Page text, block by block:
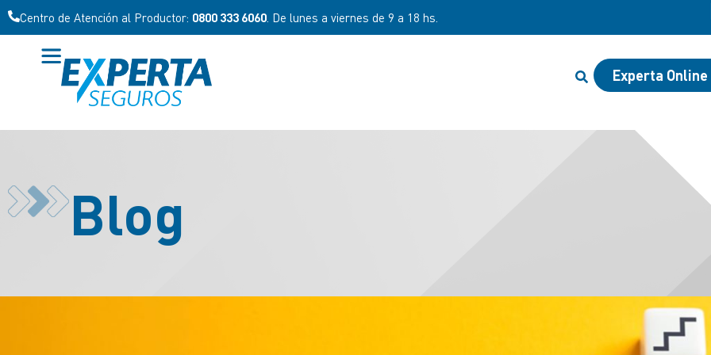
Centro de Atención al Productor: 0800 333 6060 . De lunes a viernes de 9 a 18 hs.
Experta Online
Blog